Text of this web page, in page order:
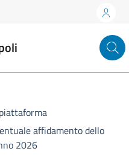
affidamento dello
2026